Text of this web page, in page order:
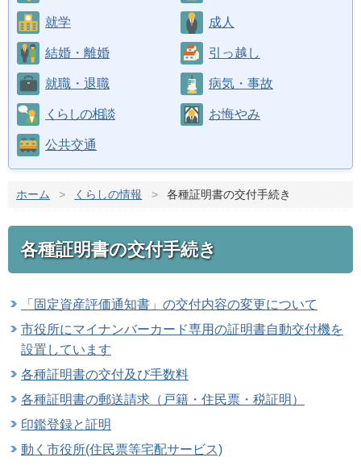
就学 成人
結婚・離婚 引っ越し
就職・退職 病気・事故
くらしの相談 お悔やみ
公共交通
ホーム > くらしの情報 > 各種証明書の交付手続き
各種証明書の交付手続き
「固定資産評価通知書」の交付内容の変更について
市役所にマイナンバーカード専用の証明書自動交付機を
設置しています
各種証明書の交付及び手数料
各種証明書の郵送請求（戸籍・住民票・税証明）
印鑑登録と証明
動く市役所(住民票等宅配サービス)